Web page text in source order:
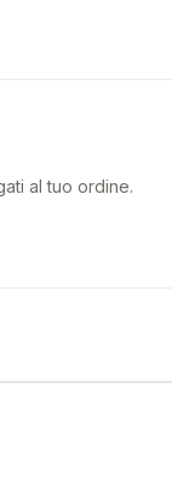
al tuo ordine.